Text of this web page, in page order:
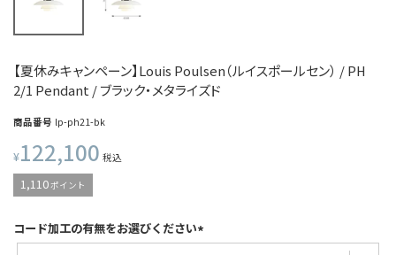
【夏休みキャンペーン】Louis Poulsen（ルイスポールセン） / PH
2/1 Pendant / ブラック・メタライズド
商品番号 lp-ph21-bk
¥122,100 税込
1,110ポイント
コード加工の有無をお選びください